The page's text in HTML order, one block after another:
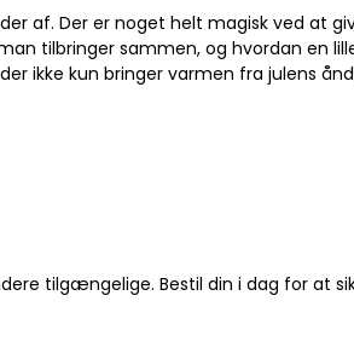
af. Der er noget helt magisk ved at
tilbringer sammen, og hvordan en
ikke kun bringer varmen fra julens
tilgængelige. Bestil din i dag for at